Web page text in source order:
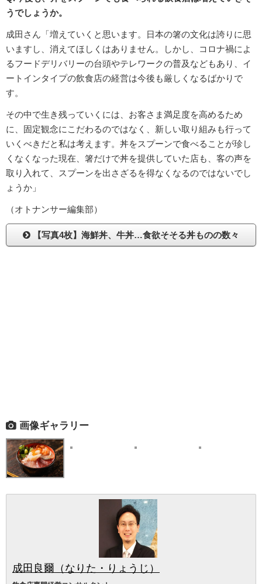
うでしょうか。
成田さん「増えていくと思います。日本の箸の文化は誇りに思
いますし、消えてほしくはありません。しかし、コロナ禍によ
るフードデリバリーの台頭やテレワークの普及などもあり、イ
ートインタイプの飲食店の経営は今後も厳しくなるばかりで
す。
その中で生き残っていくには、お客さま満足度を高めるため
に、固定観念にこだわるのではなく、新しい取り組みも行って
いくべきだと私は考えます。丼をスプーンで食べることが珍し
くなくなった現在、箸だけで丼を提供していた店も、客の声を
取り入れて、スプーンを出さざるを得なくなるのではないでし
ょうか」
（オトナンサー編集部）
【写真4枚】海鮮丼、牛丼…食欲そそる丼ものの数々
画像ギャラリー
成田良爾（なりた・りょうじ）